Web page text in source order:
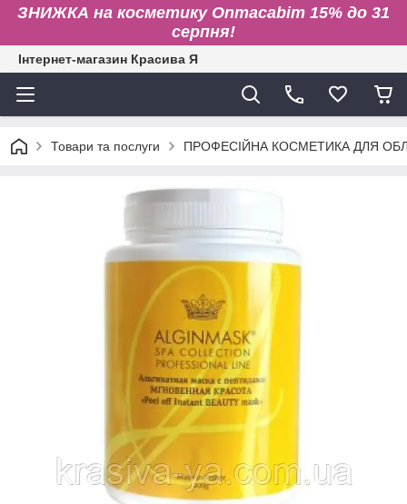
ЗНИЖКА на косметику Onmacabim 15% до 31
серпня!
Інтернет-магазин Красива Я
Товари та послуги ПРОФЕСІЙНА КОСМЕТИКА ДЛЯ